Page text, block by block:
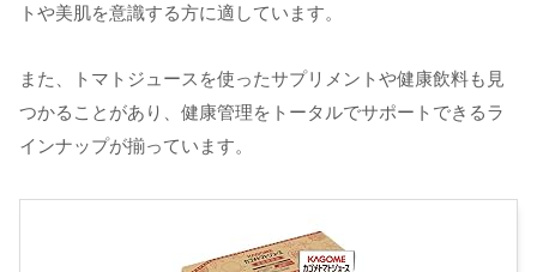
トや美肌を意識する方に適しています。
また、トマトジュースを使ったサプリメントや健康飲料も見
つかることがあり、健康管理をトータルでサポートできるラ
インナップが揃っています。